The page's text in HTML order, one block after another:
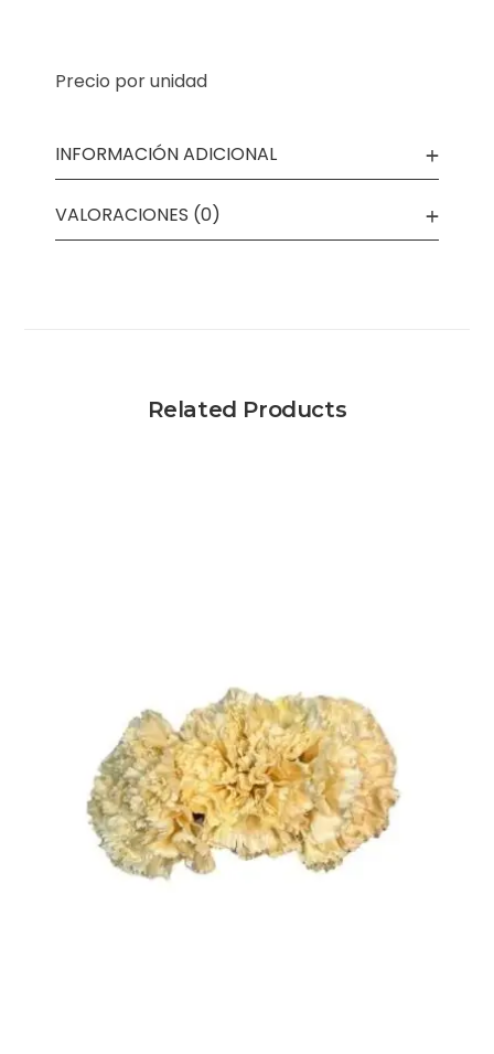
Precio por unidad
INFORMACIÓN ADICIONAL
VALORACIONES (0)
Related Products